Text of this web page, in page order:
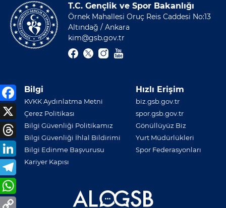
T.C. Gençlik ve Spor Bakanlığı
Örnek Mahallesi Oruç Reis Caddesi No:13
Altındağ / Ankara
kim@gsb.gov.tr
Bilgi
KVKK Aydınlatma Metni
Çerez Politikası
Bilgi Güvenliği Politikamız
Bilgi Güvenliği İhlal Bildirimi
Bilgi Edinme Başvurusu
Kariyer Kapısı
Hızlı Erişim
biz.gsb.gov.tr
spor.gsb.gov.tr
Gönüllüyüz Biz
Yurt Müdürlükleri
Spor Federasyonları